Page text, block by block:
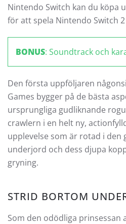
Nintendo Switch kan du köpa
för att spela Nintendo Switch
BONUS: Soundtrack och
Den första uppföljaren
Games bygger på de bästa
ursprungliga gudliknande
crawlern i en helt ny,
upplevelse som är rotad i den
underjord och dess djupa
gryning.
STRID BORTOM
Som den odödliga prinsessan